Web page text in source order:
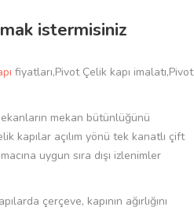
istermisiniz
fiyatları,Pivot Çelik kapı imalatı,Pivot
mekan bütünlüğünü
kapılar açılım yönü tek kanatlı çift
uygun sıra dışı izlenimler
çerçeve, kapının ağırlığını